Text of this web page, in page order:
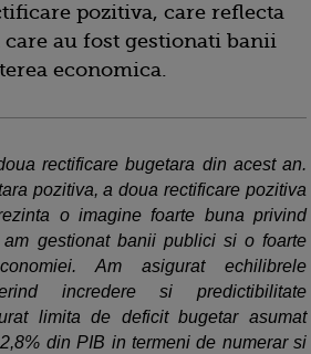
pozitiva, care reflecta
au fost gestionati banii
economica.
rectificare bugetara din acest an.
pozitiva, a doua rectificare pozitiva
o imagine foarte buna privind
gestionat banii publici si o foarte
Am asigurat echilibrele
incredere si predictibilitate
limita de deficit bugetar asumat
din PIB in termeni de numerar si